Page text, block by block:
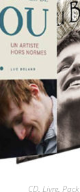
CD, Livre, Pack